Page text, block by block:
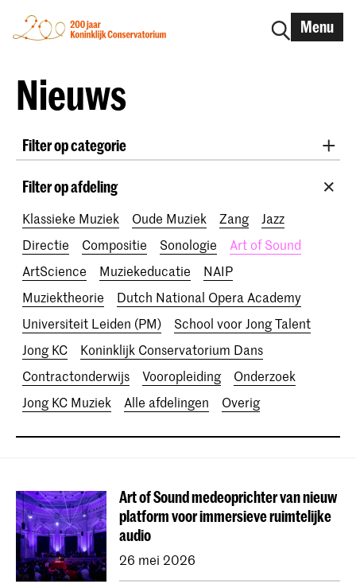
Menu
Nieuws
Filter op categorie
Lunchconcerten
School voor Jong Talent
RCR label
Apply-now
Awards
Interview IN.TUNE 200 jaar
Filter op afdeling
Klassieke Muziek Oude Muziek Zang
Jazz
Directie
Compositie Sonologie
Art of Sound
ArtScience
Muziekeducatie
NAIP
Muziektheorie
Dutch National Opera Academy
Universiteit Leiden (PM)
School voor Jong Talent
Jong KC
Koninklijk Conservatorium Dans
Contractonderwijs
Vooropleiding
Onderzoek
Jong KC Muziek
Alle afdelingen Overig
Art of Sound medeoprichter van nieuw
platform voor immersieve ruimtelijke
audio
26 mei 2026